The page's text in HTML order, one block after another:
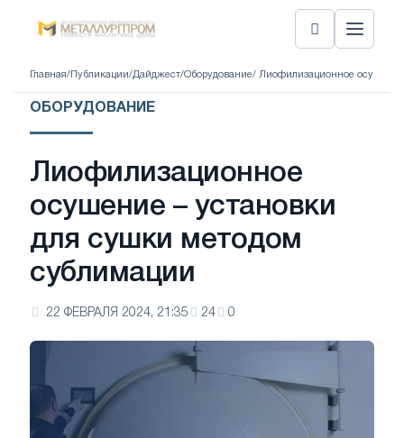
Главная/ Публикации/Дайджест/Оборудование/ Лиофилизационное
ОБОРУДОВАНИЕ
Лиофилизационное
осушение – установки
для сушки методом
сублимации
22 ФЕВРАЛЯ 2024, 21:35 24 0